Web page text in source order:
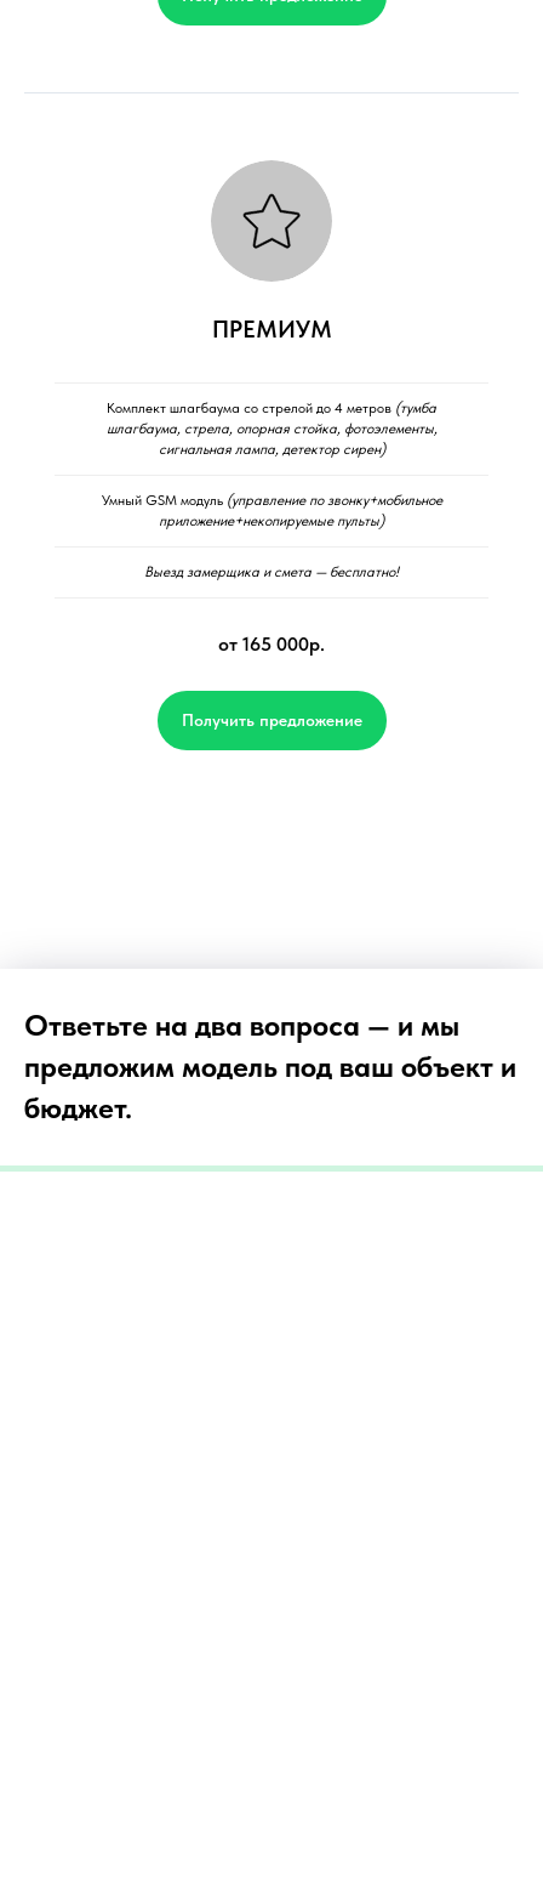
ПРЕМИУМ
Комплект шлагбаума со стрелой до 4 метров (тумба
шлагбаума, стрела, опорная стойка, фотоэлементы,
сигнальная лампа, детектор сирен)
Умный GSM модуль (управление по звонку+мобильное
приложение+некопируемые пульты)
Выезд замерщика и смета — бесплатно!
от 165 000р.
Получить предложение
Ответьте на два вопроса — и мы
предложим модель под ваш объект и
бюджет.